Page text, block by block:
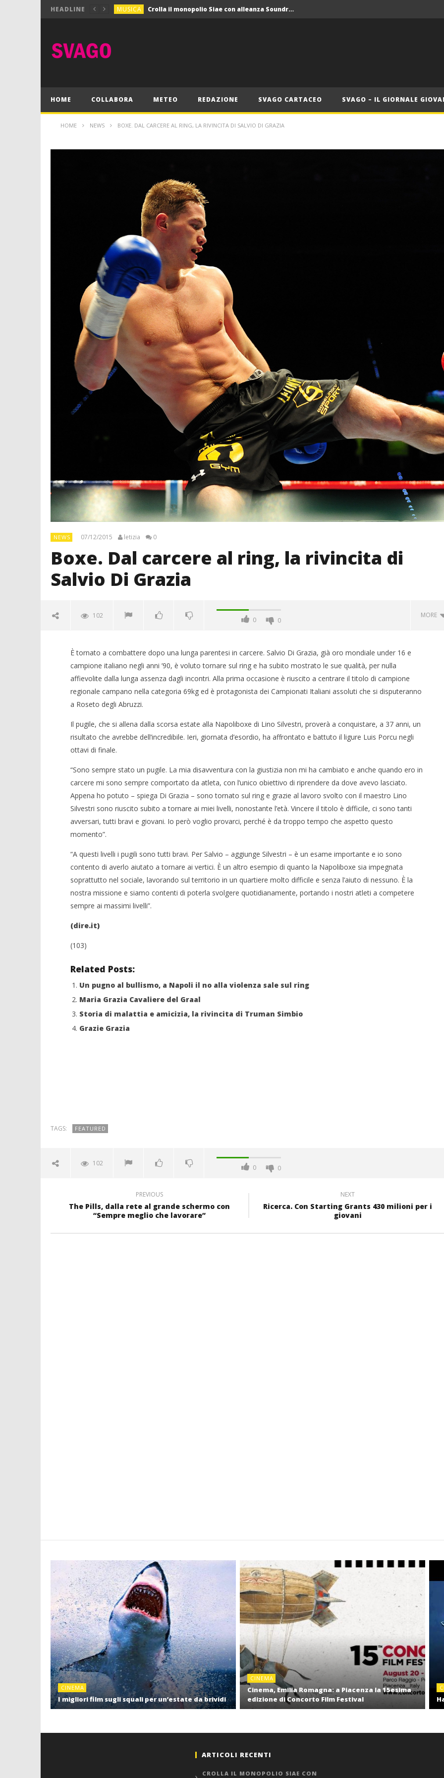
HEADLINE MUSICA Crolla il monopolio Siae con alleanza Soundreef – LEA
MUSICA Crolla il monopolio Siae con alleanza Soundreef – LEA
HOME COLLABORA METEO REDAZIONE SVAGO CARTACEO SVAGO – IL GIORNALE
HOME NEWS BOXE. DAL CARCERE AL RING, LA RIVINCITA DI SALVIO DI GRAZIA
NEWS 07/12/2015 letizia 0
Boxe. Dal carcere al ring, la rivincita di
Salvio Di Grazia
102
0 0
MORE
NOW VIEWING
Boxe. Dal carcere al ring, la
rivincita di Salvio Di Grazia
letizia
Crolla il monopolio Siae con
letizia
Pink Floyd in mostra a Roma
È tornato a combattere dopo una lunga parentesi in carcere. Salvio Di Grazia, già oro mondiale under 16 e
campione italiano negli anni ’90, è voluto tornare sul ring e ha subito mostrato le sue qualità, per nulla
affievolite dalla lunga assenza dagli incontri. Alla prima occasione è riuscito a centrare il titolo di campione
regionale campano nella categoria 69kg ed è protagonista dei Campionati Italiani assoluti che si disputeranno
a Roseto degli Abruzzi.
Il pugile, che si allena dalla scorsa estate alla Napoliboxe di Lino Silvestri, proverà a conquistare, a 37 anni, un
risultato che avrebbe dell’incredibile. Ieri, giornata d’esordio, ha affrontato e battuto il ligure Luis Porcu negli
ottavi di finale.
“Sono sempre stato un pugile. La mia disavventura con la giustizia non mi ha cambiato e anche quando ero in
carcere mi sono sempre comportato da atleta, con l’unico obiettivo di riprendere da dove avevo lasciato.
Appena ho potuto – spiega Di Grazia – sono tornato sul ring e grazie al lavoro svolto con il maestro Lino
Silvestri sono riuscito subito a tornare ai miei livelli, nonostante l’età. Vincere il titolo è difficile, ci sono tanti
avversari, tutti bravi e giovani. Io però voglio provarci, perché è da troppo tempo che aspetto questo
momento”.
“A questi livelli i pugili sono tutti bravi. Per Salvio – aggiunge Silvestri – è un esame importante e io sono
contento di averlo aiutato a tornare ai vertici. È un altro esempio di quanto la Napoliboxe sia impegnata
soprattutto nel sociale, lavorando sul territorio in un quartiere molto difficile e senza l’aiuto di nessuno. È la
nostra missione e siamo contenti di poterla svolgere quotidianamente, portando i nostri atleti a competere
sempre ai massimi livelli”.
(dire.it)
(103)
Related Posts:
Un pugno al bullismo, a Napoli il no alla violenza sale sul ring
Maria Grazia Cavaliere del Graal
Storia di malattia e amicizia, la rivincita di Truman Simbio
Grazie Grazia
TAGS: FEATURED
102
0 0
PREVIOUS
The Pills, dalla rete al grande schermo con
“Sempre meglio che lavorare”
NEXT
Ricerca. Con Starting Grants 430 milioni per i
giovani
CINEMA
I migliori film sugli squali per un’estate da brividi
CINEMA
Cinema, Emilia Romagna: a Piacenza la 15esima
edizione di Concorto Film Festival
ARTICOLI RECENTI
CROLLA IL MONOPOLIO SIAE CON